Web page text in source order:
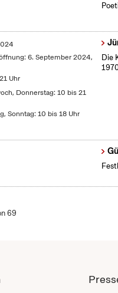
6. September 2024,
Uhr
Donnerstag: 10 bis 21
Sonntag: 10 bis 18 Uhr
Die
69